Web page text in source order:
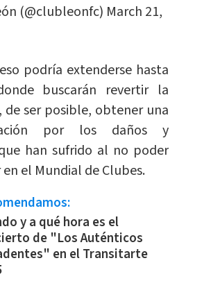
(@clubleonfc) March 21,
podría extenderse hasta
buscarán revertir la
de ser posible, obtener una
por los daños y
han sufrido al no poder
el Mundial de Clubes.
y a qué hora es el
de "Los Auténticos
en el Transitarte